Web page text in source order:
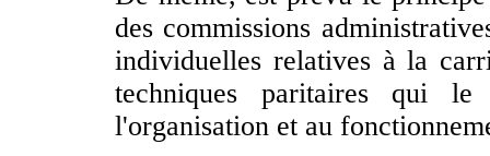
des commissions
individuelles relatives à la
techniques paritaires qui
l'organisation et au